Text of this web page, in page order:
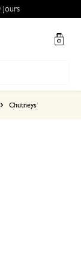
jours
Chutneys